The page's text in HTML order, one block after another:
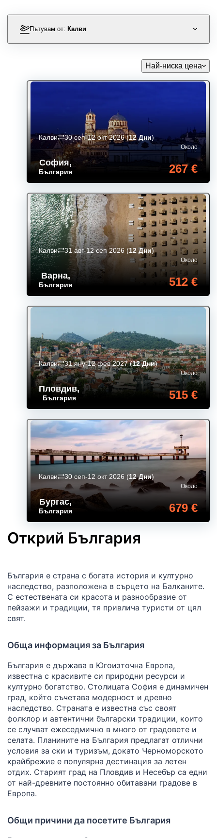
Пътувам от: Калви
Най-ниска цена
София,
България
Около
267 €
Калви 30 сеп-12 окт 2026(12 Дни)
Варна,
България
Около
512 €
Калви 31 авг-12 сеп 2026 (12 Дни)
Пловдив,
България
Около
515 €
Калви 31 яну-12 фев 2027(12 Дни)
Бургас,
България
Около
679 €
Калви 30 сеп-12 окт 2026 (12 Дни)
Открий България
България е страна с богата история и културно
наследство, разположена в сърцето на Балканите.
С естествената си красота и разнообразие от
пейзажи и традиции, тя привлича туристи от цял
свят.
Обща информация за България
България е държава в Югоизточна Европа,
известна с красивите си природни ресурси и
културно богатство. Столицата София е динамичен
град, който съчетава модерност и древно
наследство. Страната е известна със своят
фолклор и автентични български традиции, които
се случват ежеседмично в много от градовете и
селата. Планините на България предлагат отлични
условия за ски и туризъм, докато Черноморското
крайбрежие е популярна дестинация за летен
отдих. Старият град на Пловдив и Несебър са едни
от най-древните постоянно обитавани градове в
Европа.
Общи причини да посетите България